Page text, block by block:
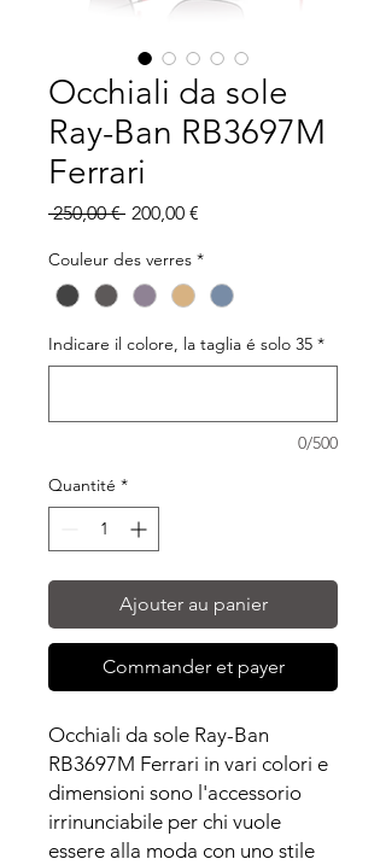
Occhiali da sole
Ray-Ban RB3697M
Ferrari
250,00 € Prix
200,00 €
Couleur des verres *
Indicare il colore, la taglia é solo 35 *
0/500
Quantité *
Ajouter au panier
Commander et payer
Occhiali da sole Ray-Ban
RB3697M Ferrari in vari colori e
dimensioni sono l'accessorio
irrinunciabile per chi vuole
essere alla moda con uno stile